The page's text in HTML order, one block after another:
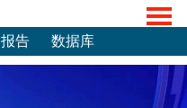
报告 数据库